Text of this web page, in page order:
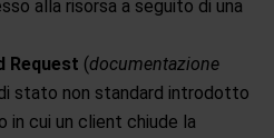
alla risorsa a seguito di una
Request (documentazione
stato non standard introdotto
in cui un client chiude la